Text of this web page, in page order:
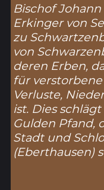
Bischof
Erkinger von
zu
von
deren Erben,
für verstorbene
Verluste,
ist. Dies
Gulden Pfand,
Stadt und
(Eberthausen)